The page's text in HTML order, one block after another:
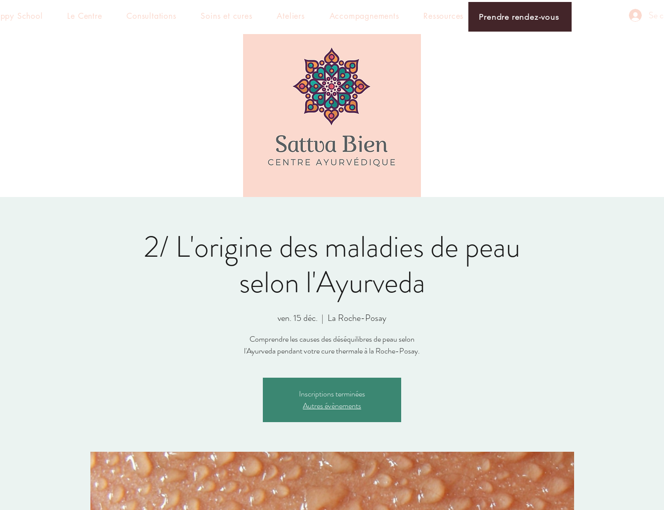
School Le Centre Consultations Soins et cures Ateliers Accompagnements Ressources Prendre rendez-vous Se
2/ L'origine des maladies de peau
selon l'Ayurveda
ven. 15 déc.
  |
La Roche-Posay
Comprendre les causes des déséquilibres de peau selon
l'Ayurveda pendant votre cure thermale à la Roche-Posay.
Inscriptions terminées
Autres évènements